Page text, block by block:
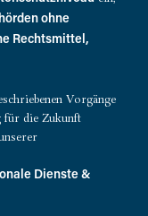
ohne
Rechtsmittel,
Vorgänge
für die Zukunft
Dienste &